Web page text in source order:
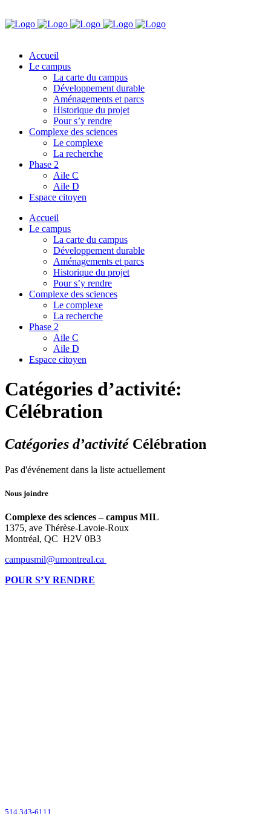
Accueil
Le campus
La carte du campus
Développement durable
Aménagements et parcs
Historique du projet
Pour s’y rendre
Complexe des sciences
Le complexe
La recherche
Phase 2
Aile C
Aile D
Espace citoyen
Accueil
Le campus
La carte du campus
Développement durable
Aménagements et parcs
Historique du projet
Pour s’y rendre
Complexe des sciences
Le complexe
La recherche
Phase 2
Aile C
Aile D
Espace citoyen
Catégories d’activité:
Célébration
Catégories d’activité Célébration
Pas d'événement dans la liste actuellement
Nous joindre
Complexe des sciences – campus MIL
1375, ave Thérèse-Lavoie-Roux
Montréal, QC H2V 0B3
campusmil@umontreal.ca
POUR S’Y RENDRE
514 343-6111